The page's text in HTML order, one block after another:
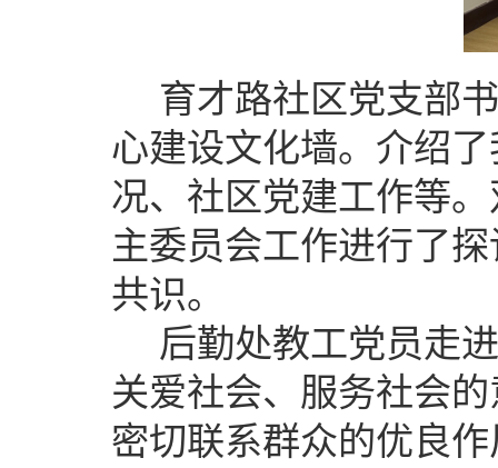
育才路社区党支部
心建设文化墙。介绍
况、社区党建工作等
主委员会工作进行了
共识。
后勤处教工党员走
关爱社会、服务社会
密切联系群众的优良